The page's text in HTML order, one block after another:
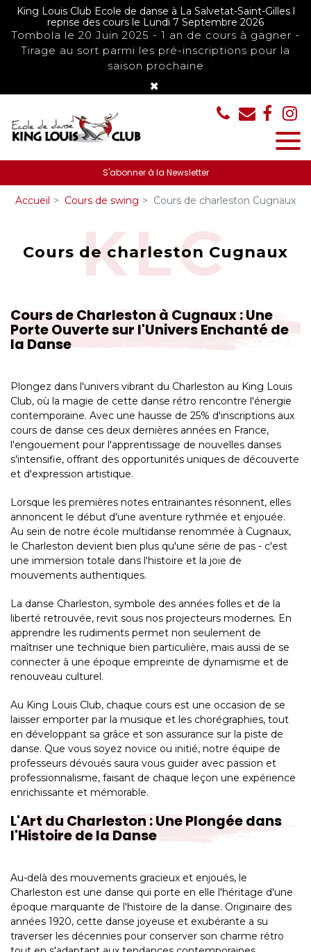
King Louis Club Ecole de danse à La Salvetat-Saint-Gilles l
reprise des cours le Lundi 7 Septembre 2026
Tombola le 20 Juin 2025 - 1 an de cours à gagner -
Tirage au sort parmi les pré-inscriptions pour la
saison prochaine
×
S'abonner à la Newsletter
Accueil Cours de swing Cours de charleston Cugnaux
Cours de charleston Cugnaux
Cours de Charleston à Cugnaux : Une
Porte Ouverte sur l'Univers Enchanté de
la Danse
Plongez dans l'univers vibrant du Charleston au King Louis
Club, où la magie de cette danse rétro rencontre l'énergie
contemporaine. Avec une hausse de 25% d'inscriptions aux
cours de danse ces deux dernières années en France,
l'engouement pour l'apprentissage de nouvelles danses
s'intensifie, offrant des opportunités uniques de découverte
et d'expression artistique.
Lorsque les premières notes entrainantes résonnent, elles
annoncent le début d'une aventure rythmée et enjouée.
Au sein de notre école multidanse renommée à Cugnaux,
le Charleston devient bien plus qu'une série de pas - c'est
une immersion totale dans l'histoire et la joie de
mouvements authentiques.
La danse Charleston, symbole des années folles et de la
liberté retrouvée, revit sous nos projecteurs modernes. En
apprendre les rudiments permet non seulement de
maîtriser une technique bien particulière, mais aussi de se
connecter à une époque empreinte de dynamisme et de
renouveau culturel.
Au King Louis Club, chaque cours est une occasion de se
laisser emporter par la musique et les chorégraphies, tout
en développant sa grâce et son assurance sur la piste de
danse. Que vous soyez novice ou initié, notre équipe de
professeurs dévoués saura vous guider avec passion et
professionnalisme, faisant de chaque leçon une expérience
enrichissante et mémorable.
L'Art du Charleston : Une Plongée dans
l'Histoire de la Danse
Au-delà des mouvements gracieux et enjoués, le
Charleston est une danse qui porte en elle l'héritage d'une
époque marquante de l'histoire de la danse. Originaire des
années 1920, cette danse joyeuse et exubérante a su
traverser les décennies pour conserver son charme rétro
Panneau de gestion des cookies